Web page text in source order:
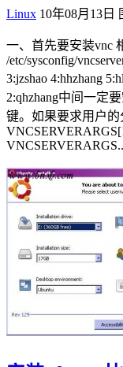
Linux 10年08月13日
一、首先要安装vnc
/etc/sysconfig/
3:jzshao 4:hhzhang
2:qhzhang中间一定
键。如果要求用户